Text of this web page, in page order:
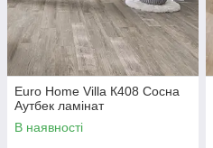
Euro Home Villa К408 Сосна
Аутбек ламінат
В наявності